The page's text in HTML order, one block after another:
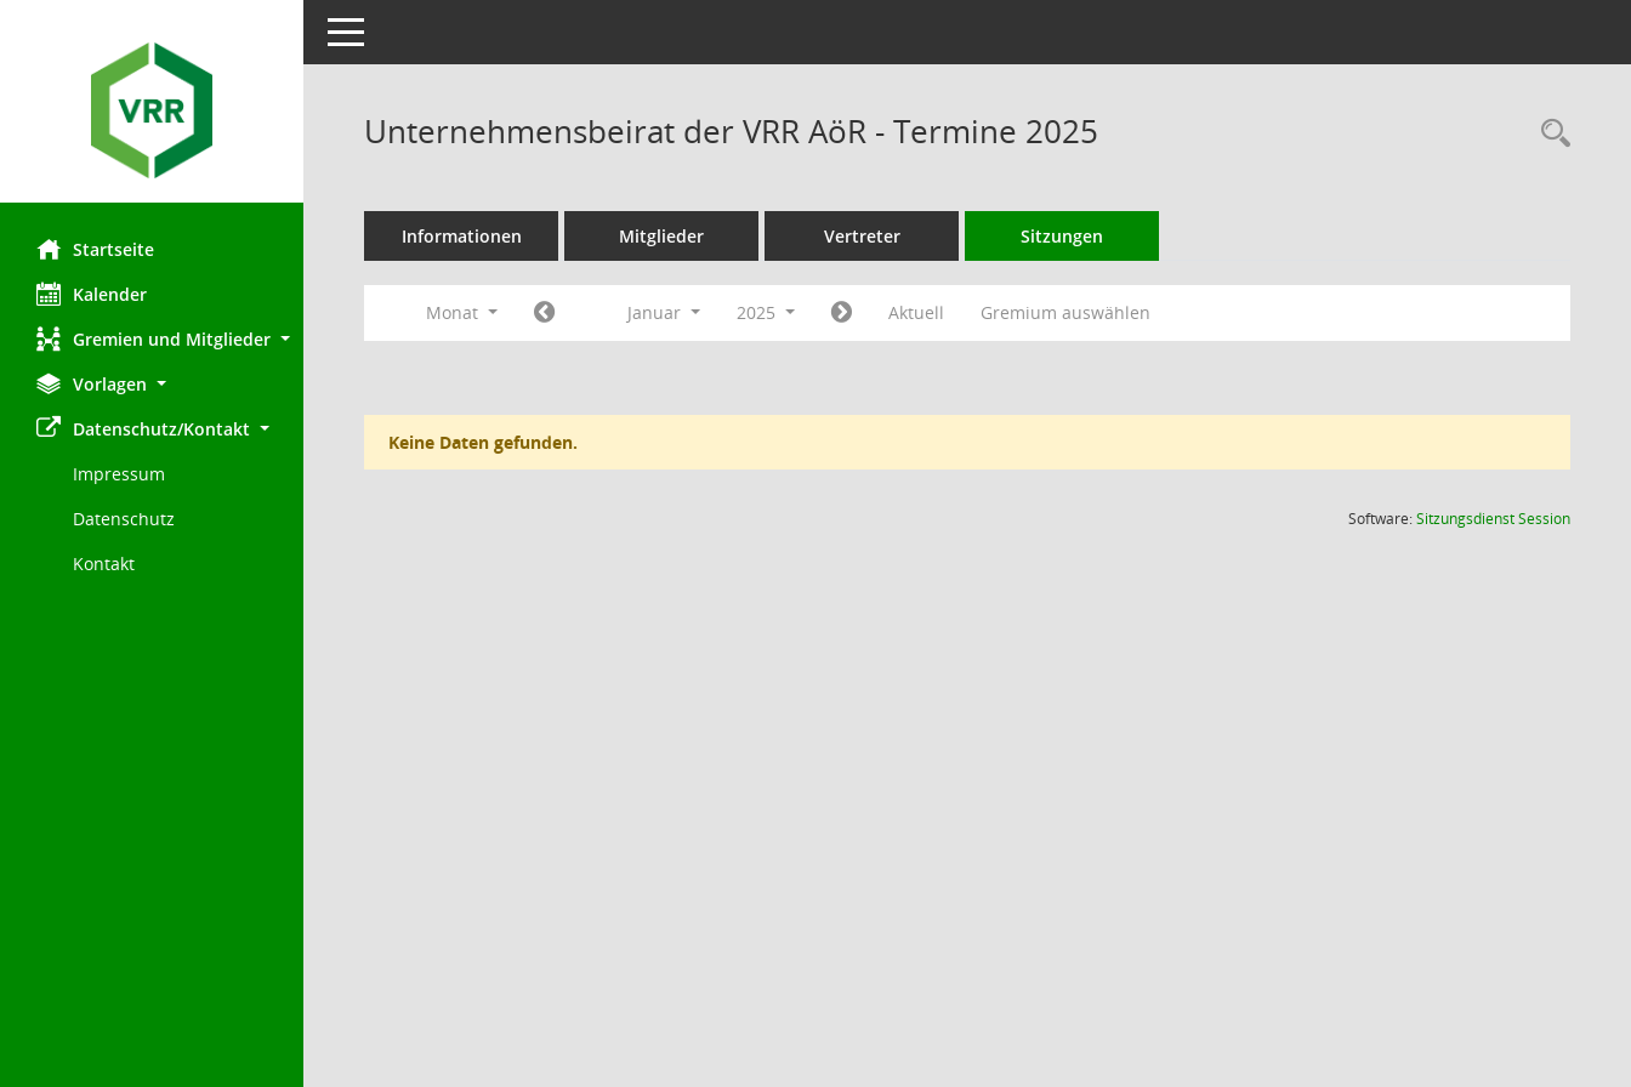
Startseite
Kalender
Gremien und Mitglieder
Vorlagen
Datenschutz/Kontakt
Impressum
Datenschutz
Kontakt
Toggle navigation
Unternehmensbeirat der VRR AöR - Termine 2025
Informationen Mitglieder Vertreter Sitzungen
Monat Januar 2025 Aktuell Gremium auswählen
Keine Daten gefunden.
Software:SitzungsdienstSession(Wird in